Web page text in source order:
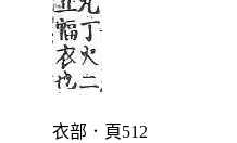
衣部．頁512